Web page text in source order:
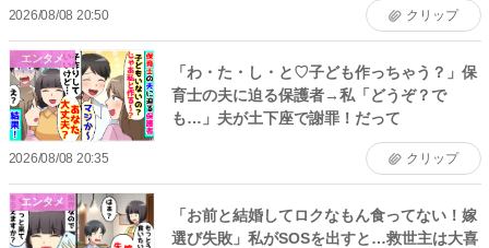
2026/08/08 20:50 クリップ
エンタメ
「わ・た・し・と♡子ども作っちゃう？」保
育士の夫に迫る保護者→私「どうぞ？で
も…」夫が土下座で謝罪！だって
2026/08/08 20:35 クリップ
エンタメ
「お前と結婚してロクなもん食ってない！嫁
選び失敗」私がSOSを出すと…救世主は大喜